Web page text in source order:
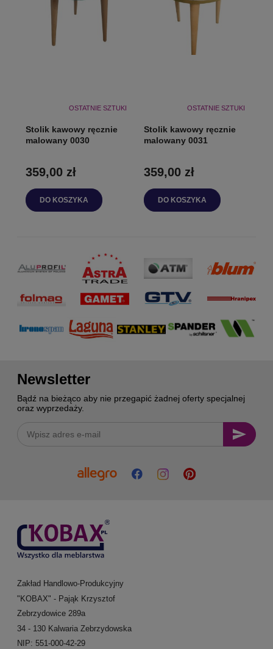
OSTATNIE SZTUKI
Stolik kawowy ręcznie
malowany 0030
359,00 zł
DO KOSZYKA
OSTATNIE SZTUKI
Stolik kawowy ręcznie
malowany 0031
359,00 zł
DO KOSZYKA
Newsletter
Bądź na bieżąco aby nie przegapić żadnej oferty specjalnej
oraz wyprzedaży.
Zakład Handlowo-Produkcyjny
"KOBAX" - Pająk Krzysztof
Zebrzydowice 289a
34 - 130 Kalwaria Zebrzydowska
NIP: 551-000-42-29